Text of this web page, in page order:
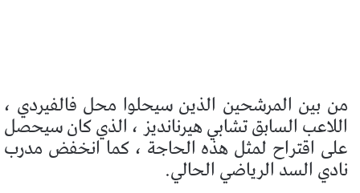
من بين المرشحين الذين سيحلوا محل فالفيردي ،
اللاعب السابق تشابي هيرنانديز ، الذي كان سيحصل
على اقتراح لمثل هذه الحاجة ، كما انخفض مدرب
نادي السد الرياضي الحالي.